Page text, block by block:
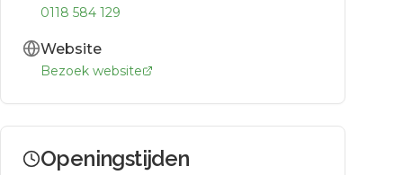
0118 584 129
Website
Bezoek website
Openingstijden